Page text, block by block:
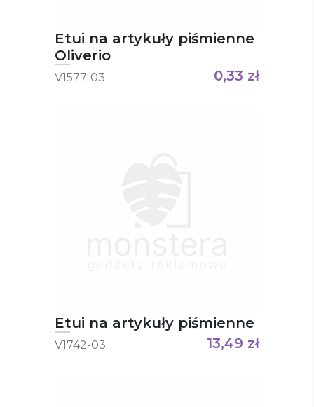
Etui na artykuły piśmienne
Oliverio
V1577-03 0,33 zł
Etui na artykuły piśmienne
V1742-03 13,49 zł